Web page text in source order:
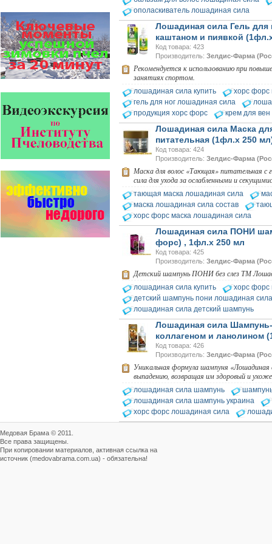
четырёх.
Проведя серию
экспериментов, учёные
выяснили, что медоносные
пчёлы превосходят…
На рынке, где есть Варроадез
конкурентным препаратам
конкуренцию ни по цене,…
Безукоризненно сильное
звено в системе
комплексного оздоровления
от болезней пчел и
пасеки.
Апидез, Варроадез, Амипол-Т,
Апирой, Апистоп, Бипин-Т,
Полисан и Гармония…
Прополис играет решающую
роль в жизни пчелиной
Варроадез - это лучшее
современное средство
для лечения варроатоза и
действует на два вида
клеща…
ополаскиватель лошадиная сила
Лошадиная сила Гель для
каштаном и пиявкой
Код товара: 423
Производитель: Зелдис-Фарма
Рекомендуется к использованию при
занятиях спортом.
лошадиная сила купить
хорс форс
гель для ног лошадиная сила
продукция хорс форс
крем для вен
Лошадиная сила Маска
питательная (1фл.х 250
Код товара: 424
Производитель: Зелдис-Фарма
Маска для волос «Тающая» питательная
сила для ухода за ослабленными и
тающая маска лошадиная сила
маска лошадиная сила состав
хорс форс маска лошадиная сила
Лошадиная сила ПОНИ
форс) , 1фл.х 250 мл
Код товара: 425
Производитель: Зелдис-Фарма
Детский шампунь ПОНИ без слез ТМ
лошадиная сила купить
хорс форс
детский шампунь пони лошадиная сила
лошадиная сила детский шампунь
Лошадиная сила
коллагеном и ланолином
Код товара: 426
Производитель: Зелдис-Фарма
Уникальная формула шампуня «Лошадиная
выпадению, возвращая им здоровый и
лошадиная сила шампунь
лошадиная сила шампунь украина
хорс форс лошадиная сила
Медовая Брама © 2011.
Все права защищены.
При копировании материалов, активная ссылка на
источник (medovabrama.com.ua) - обязательна!